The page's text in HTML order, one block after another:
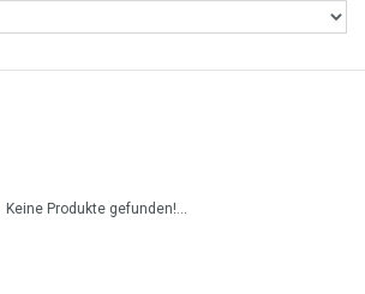
Keine Produkte gefunden!...